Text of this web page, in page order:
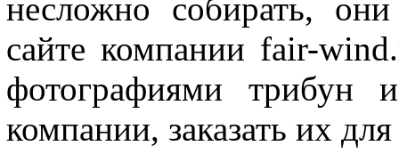
несложно собирать,
сайте компании fair-
фотографиями трибун
компании, заказать их